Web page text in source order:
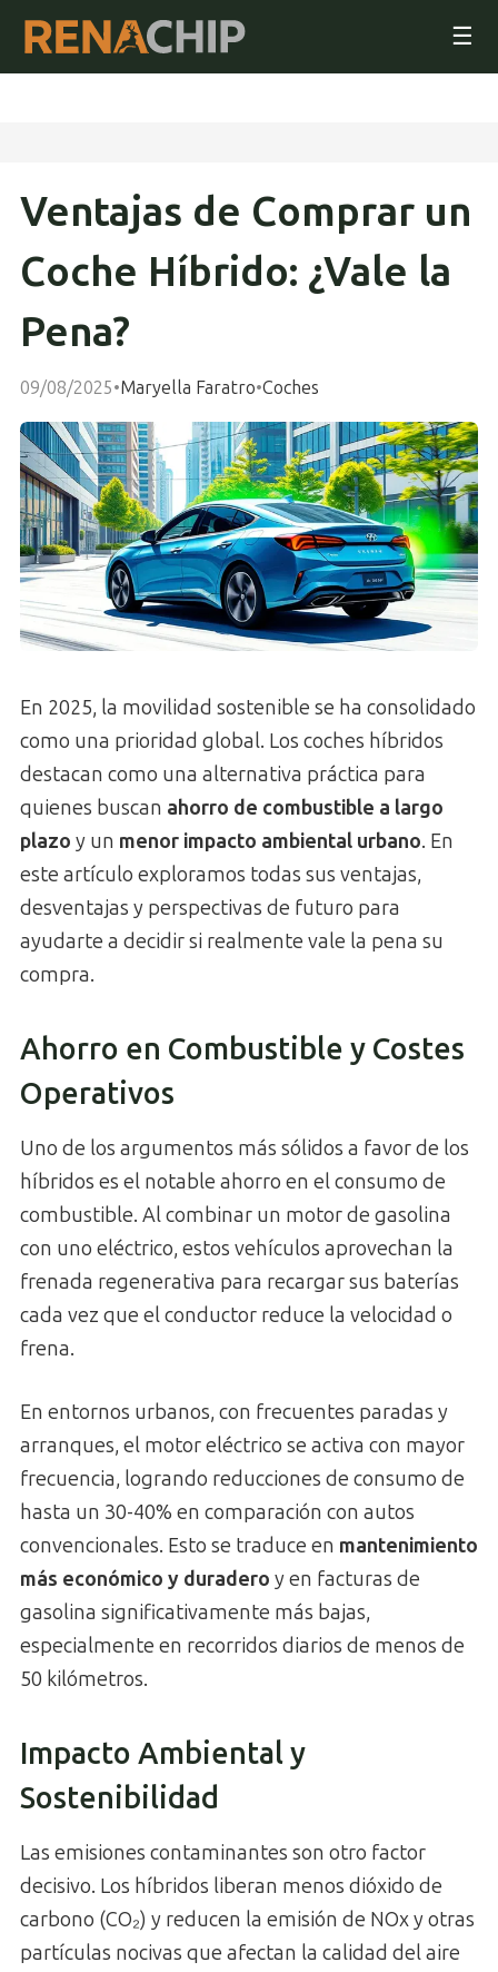
☰
Ventajas de Comprar un
Coche Híbrido: ¿Vale la
Pena?
09/08/2025•Maryella Faratro•Coches
En 2025, la movilidad sostenible se ha consolidado
como una prioridad global. Los coches híbridos
destacan como una alternativa práctica para
quienes buscan ahorro de combustible a largo
plazo y un menor impacto ambiental urbano. En
este artículo exploramos todas sus ventajas,
desventajas y perspectivas de futuro para
ayudarte a decidir si realmente vale la pena su
compra.
Ahorro en Combustible y Costes
Operativos
Uno de los argumentos más sólidos a favor de los
híbridos es el notable ahorro en el consumo de
combustible. Al combinar un motor de gasolina
con uno eléctrico, estos vehículos aprovechan la
frenada regenerativa para recargar sus baterías
cada vez que el conductor reduce la velocidad o
frena.
En entornos urbanos, con frecuentes paradas y
arranques, el motor eléctrico se activa con mayor
frecuencia, logrando reducciones de consumo de
hasta un 30-40% en comparación con autos
convencionales. Esto se traduce en mantenimiento
más económico y duradero y en facturas de
gasolina significativamente más bajas,
especialmente en recorridos diarios de menos de
50 kilómetros.
Impacto Ambiental y
Sostenibilidad
Las emisiones contaminantes son otro factor
decisivo. Los híbridos liberan menos dióxido de
carbono (CO₂) y reducen la emisión de NOx y otras
partículas nocivas que afectan la calidad del aire